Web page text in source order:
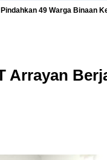
49 Warga Binaan
Arrayan